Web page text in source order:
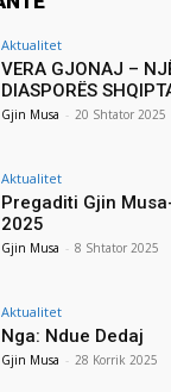
Aktualitet
VERA GJONAJ –
DIASPORËS
Gjin Musa - 20 Shtator 2025
Aktualitet
Pregaditi Gjin
2025
Gjin Musa - 8 Shtator 2025
Aktualitet
Nga: Ndue Dedaj
Gjin Musa - 28 Korrik 2025